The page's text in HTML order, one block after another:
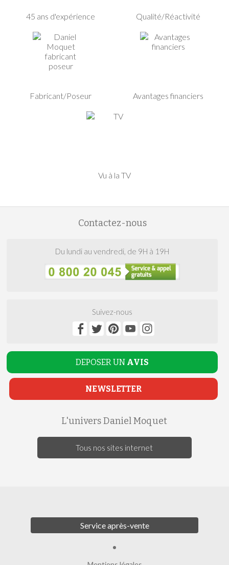
45 ans d'expérience Qualité/Réactivité
Fabricant/Poseur Avantages financiers
Vu à la TV
Contactez-nous
Du lundi au vendredi, de 9H à 19H
Suivez-nous
DEPOSER UN AVIS
NEWSLETTER
L'univers Daniel Moquet
Tous nos sites internet
Service après-vente